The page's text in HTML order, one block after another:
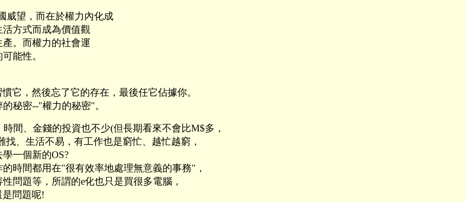
威望，而在於權力內化成
方式而成為價值觀
。而權力的社會運
能性。
它，然後忘了它的存在，最後任它佔據你。
秘密--"權力的秘密"。
間、金錢的投資也不少(但長期看來不會比M$多，
、生活不易，有工作也是窮忙、越忙越窮，
一個新的OS?
時間都用在"很有效率地處理無意義的事務"，
問題等，所謂的e化也只是買很多電腦，
問題呢!